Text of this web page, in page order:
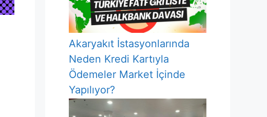
Akaryakıt İstasyonlarında
Neden Kredi Kartıyla
Ödemeler Market İçinde
Yapılıyor?